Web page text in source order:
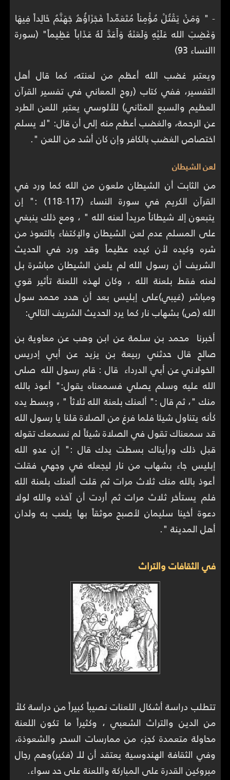
- " وَمَنْ يَقْتُلْ مُؤْمِناً مُتَعَمِّداً فَجَزَاؤُهُ جَهَنَّمُ خَالِداً فِيهَا
وَغَضِبَ الله عَلَيْهِ وَلَعَنَهُ وَأَعَدَّ لَهُ عَذَاباً عَظِيماً" (سورة
االنساء 93)
ويعتبر غضب الله أعظم من لعنته، كما قال أهل
التفسير، ففي كتاب (روح المعاني في تفسير القرآن
العظيم والسبع المثاني) للألوسي يعتبر اللعن الطرد
عن الرحمة، والغضب أعظم منه إلى أن قال: "لا يسلم
اختصاص الغضب بالكافر وإن كان أشد من اللعن ".
لعن الشيطان
من الثابت أن الشيطان ملعون من الله كما ورد في
القرآن الكريم في سورة النساء (117-118) :" إن
يتبعون إلا شيطاناً مريداً لعنه الله " ، ومع ذلك ينبغي
على المسلم عدم لعن الشيطان والإكتفاء بالتعوذ من
شره وكيده لأن كيده عظيماً وقد ورد في الحديث
الشريف أن رسول الله لم يلعن الشيطان مباشرة بل
لعنه فقط بلعنة الله ، وكان لهذه اللعنة تأثير قوي
ومباشر (غيبي)على إبليس بعد أن هدد محمد سول
الله (ص) بشهاب نار كما يرد الحديث الشريف التالي:
‏أخبرنا ‏ محمد بن سلمة ‏عن ‏ا‏بن وهب ‏‏عن ‏‏معاوية بن
صالح ‏‏قال حدثني ‏‏ربيعة بن يزيد ‏عن ‏‏أبي إدريس
الخولاني ‏عن ‏‏أبي الدرداء ‏ قال : ‏‏قام رسول الله ‏ صلى
الله عليه وسلم ‏‏يصلي فسمعناه يقول:"‏ أعوذ بالله
منك "، ثم قال :" ألعنك بلعنة الله ثلاثاً " ، وبسط يده
كأنه يتناول شيئا فلما فرغ من الصلاة قلنا يا رسول الله
قد سمعناك تقول في الصلاة شيئاً لم نسمعك تقوله
قبل ذلك ورأيناك بسطت يدك قال :" إن عدو الله
إبليس جاء بشهاب من نار ليجعله في وجهي فقلت
أعوذ بالله منك ثلاث مرات ثم قلت ألعنك بلعنة الله
فلم يستأخر ثلاث مرات ثم أردت أن آخذه والله لولا
دعوة أخينا ‏‏سليمان ‏‏لأصبح موثقاً بها يلعب به ولدان
أهل ‏‏المدينة ".
في الثقافات والتراث
تتطلب دراسة أشكال اللعنات نصيباً كبيراً من دراسة كلاً
من الدين والتراث الشعبي ، وكثيراً ما تكون اللعنة
محاولة متعمدة كجزء من ممارسات السحر والشعوذة،
وفي الثقافة الهندوسية يعتقد أن للـ (فكير)وهم رجال
مبروكين القدرة على المباركة واللعنة على حد سواء.